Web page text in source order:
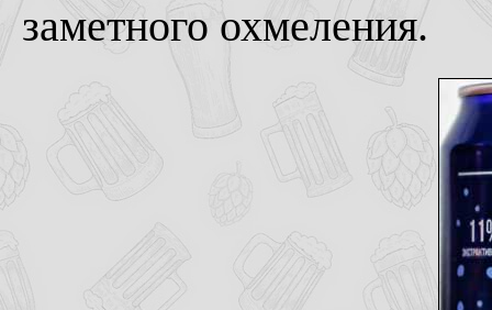
заметного охмеления.